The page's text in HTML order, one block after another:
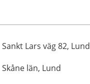
Sankt Lars väg 82, Lund
Skåne län, Lund